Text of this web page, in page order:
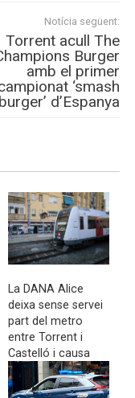
Notícia següent:
Torrent acull The
Burger
amb el primer
‘smash
burger’ d’Espanya
La DANA Alice
deixa sense servei
part del metro
entre Torrent i
Castelló i causa
retards a tota la
xarxa